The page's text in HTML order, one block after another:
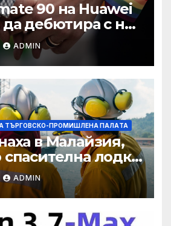
90 на Huawei
да дебютира с нов
есен ·
ADMIN
ТЪРГОВСКО-ПРОМИШЛЕНА ПАЛAТА
в Малайзия,
спасителна лодка
от
кораб на Petronas
ADMIN